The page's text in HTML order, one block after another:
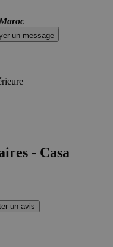
un message
- Casa
un avis